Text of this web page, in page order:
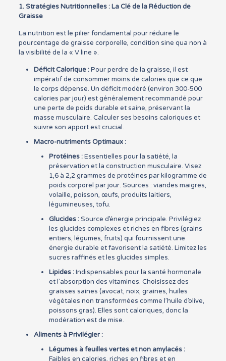
1. Stratégies Nutritionnelles : La Clé de la Réduction de
Graisse
La nutrition est le pilier fondamental pour réduire le
pourcentage de graisse corporelle, condition sine qua non à
la visibilité de la « V line ».
Déficit Calorique :Pour perdre de la graisse, il est
impératif de consommer moins de calories que ce que
le corps dépense. Un déficit modéré (environ 300-500
calories par jour) est généralement recommandé pour
une perte de poids durable et saine, préservant la
masse musculaire. Calculer ses besoins caloriques et
suivre son apport est crucial.
Macro-nutriments Optimaux :
Protéines :Essentielles pour la satiété, la
préservation et la construction musculaire. Visez
1,6 à 2,2 grammes de protéines par kilogramme de
poids corporel par jour. Sources : viandes maigres,
volaille, poisson, œufs, produits laitiers,
légumineuses, tofu.
Glucides :Source d’énergie principale. Privilégiez
les glucides complexes et riches en fibres (grains
entiers, légumes, fruits) qui fournissent une
énergie durable et favorisent la satiété. Limitez les
sucres raffinés et les glucides simples.
Lipides :Indispensables pour la santé hormonale
et l’absorption des vitamines. Choisissez des
graisses saines (avocat, noix, graines, huiles
végétales non transformées comme l’huile d’olive,
poissons gras). Elles sont caloriques, donc la
modération est de mise.
Aliments à Privilégier :
Légumes à feuilles vertes et non amylacés :
Faibles en calories, riches en fibres et en